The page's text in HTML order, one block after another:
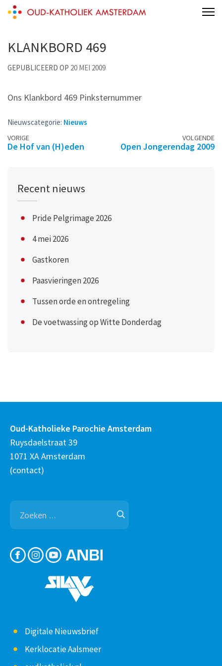
Skip
(Press
Oud-Katholieke Kerk Amsterdam
KLANKBORD 469
GEPUBLICEERD OP 20 MEI 2009
Ons Klankbord 469 Pinksternummer
Nieuwscategorie: Nieuws
Berichtennavigatie
VORIGE
De Hof van (H)eden
VOLGENDE
Open Jongerendag 2009
Recent nieuws
Pride Pelgrimage 2026
4 mei 2026
Gastkoren
Paasvieringen 2026
Tussen orde en ontregeling
De voetwassing op Witte Donderdag
Oud-Katholieke Parochie Amsterdam
Ruysdaelstraat 39
1071 XA Amsterdam
(contact)
Zoeken
naar:
Digitale Nieuwsbrief
Kerklocatie Aalsmeer